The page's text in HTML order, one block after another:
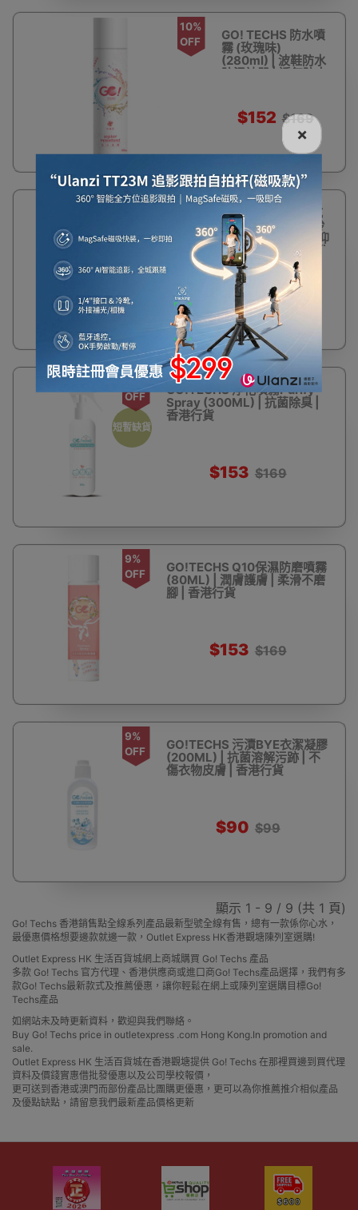
10%
OFF
GO! TECHS 防水噴
霧 (玫瑰味)
(280ml) | 波鞋防水
防污神器 | 透氣防水
$152 $169
9%
GO!TECHS 鞋用抗
菌除臭噴霧 (藍風鈴
香甜 ) (270ML ) | 抑
制臭味來源 | 解決脫
鞋尷尬症 | 香港行貨
$153 $169
短暫缺貨
9%
OFF
GO!TECHS 淨化噴霧Purify
Spray (300ML) | 抗菌除臭 |
香港行貨
$153 $169
9%
OFF
GO!TECHS Q10保濕防磨噴霧
(80ML) | 潤膚護膚 | 柔滑不磨
腳 | 香港行貨
$153 $169
9%
OFF
GO!TECHS 污漬BYE衣潔凝膠
(200ML) | 抗菌溶解污跡 | 不
傷衣物皮膚 | 香港行貨
$90 $99
顯示 1 - 9 / 9 (共 1 頁)
×
Go! Techs 香港銷售點全線系列產品最新型號全線有售，總有一款係你心水，
最優惠價格想要邊款就邊一款，Outlet Express HK香港觀塘陳列室選購!
Outlet Express HK 生活百貨城網上商城購買 Go! Techs 產品
多款 Go! Techs 官方代理、香港供應商或進口商Go! Techs產品選擇，我們有多
款Go! Techs最新款式及推薦優惠，讓你輕鬆在網上或陳列室選購目標Go!
Techs產品
如網站未及時更新資料，歡迎與我們聯絡。
Buy Go! Techs price in outletexpress .com Hong Kong.In promotion and
sale.
Outlet Express HK 生活百貨城在香港觀塘提供 Go! Techs 在那裡買邊到買代理
資料及價錢實惠借批發優惠以及公司學校報價，
更可送到香港或澳門而部份產品比團購更優惠，更可以為你推薦推介相似產品
及優點缺點，請留意我們最新產品價格更新